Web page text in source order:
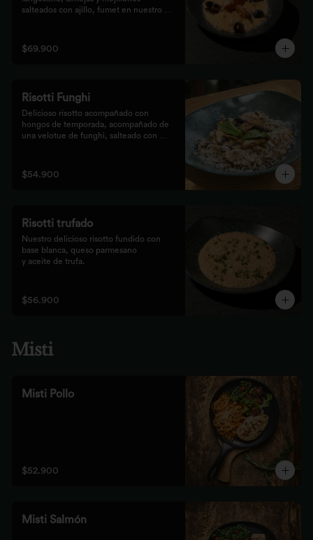
salteados con ajillo, fumet en nuestro
$69.900
Risotti Funghi
Delicioso risotto acompañado con
hongos de temporada, acompañado de
una velotue de funghi, salteado con
$54.900
Risotti trufado
Nuestro delicioso risotto fundido con
base blanca, queso parmesano
y aceite de trufa.
$56.900
Misti
Misti Pollo
$52.900
Misti Salmón